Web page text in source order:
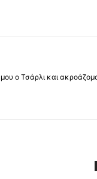
ο Τσάρλι και